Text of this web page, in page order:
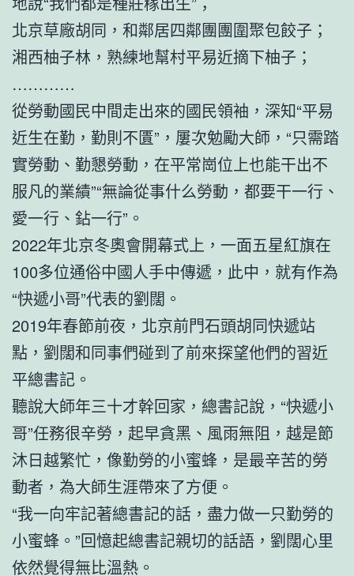
北京草廠胡同，和鄰居四鄰團團圍聚包餃子；
湘西柚子林，熟練地幫村平易近摘下柚子；
…………
從勞動國民中間走出來的國民領袖，深知“平易
近生在勤，勤則不匱”，屢次勉勵大師，“只需踏
實勞動、勤懇勞動，在平常崗位上也能干出不
服凡的業績”“無論從事什么勞動，都要干一行、
愛一行、鉆一行”。
2022年北京冬奧會開幕式上，一面五星紅旗在
100多位通俗中國人手中傳遞，此中，就有作為
“快遞小哥”代表的劉闊。
2019年春節前夜，北京前門石頭胡同快遞站
點，劉闊和同事們碰到了前來探望他們的習近
平總書記。
聽說大師年三十才幹回家，總書記說，“快遞小
哥”任務很辛勞，起早貪黑、風雨無阻，越是節
沐日越繁忙，像勤勞的小蜜蜂，是最辛苦的勞
動者，為大師生涯帶來了方便。
“我一向牢記著總書記的話，盡力做一只勤勞的
小蜜蜂。”回憶起總書記親切的話語，劉闊心里
依然覺得無比溫熱。